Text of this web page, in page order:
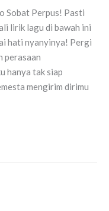
Sobat Perpus! Pasti
lirik lagu di bawah ini
hati nyanyinya! Pergi
perasaan
hanya tak siap
mengirim dirimu